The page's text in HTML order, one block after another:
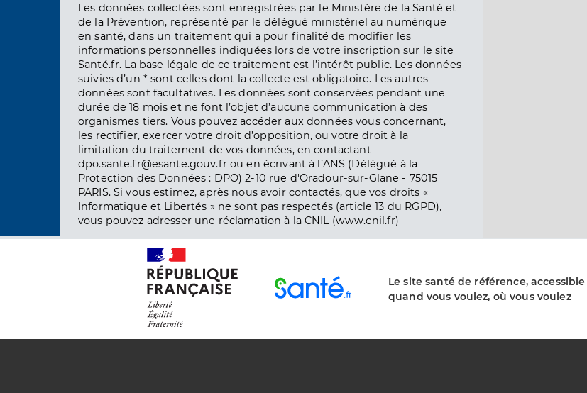
Les données collectées sont enregistrées par le Ministère de la Santé et
de la Prévention, représenté par le délégué ministériel au numérique
en santé, dans un traitement qui a pour finalité de modifier les
informations personnelles indiquées lors de votre inscription sur le site
Santé.fr. La base légale de ce traitement est l’intérêt public. Les données
suivies d’un * sont celles dont la collecte est obligatoire. Les autres
données sont facultatives. Les données sont conservées pendant une
durée de 18 mois et ne font l’objet d’aucune communication à des
organismes tiers. Vous pouvez accéder aux données vous concernant,
les rectifier, exercer votre droit d’opposition, ou votre droit à la
limitation du traitement de vos données, en contactant
dpo.sante.fr@esante.gouv.fr ou en écrivant à l’ANS (Délégué à la
Protection des Données : DPO) 2-10 rue d'Oradour-sur-Glane - 75015
PARIS. Si vous estimez, après nous avoir contactés, que vos droits «
Informatique et Libertés » ne sont pas respectés (article 13 du RGPD),
vous pouvez adresser une réclamation à la CNIL (www.cnil.fr)
Le site santé de référence, accessible
quand vous voulez, où vous voulez